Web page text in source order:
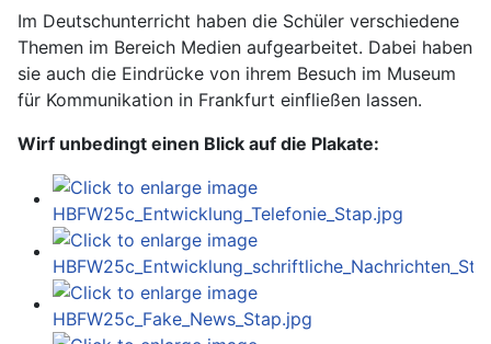
Im Deutschunterricht haben die Schüler verschiedene
Themen im Bereich Medien aufgearbeitet. Dabei haben
sie auch die Eindrücke von ihrem Besuch im Museum
für Kommunikation in Frankfurt einfließen lassen.
Wirf unbedingt einen Blick auf die Plakate: